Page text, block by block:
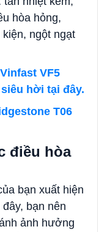
hòa hỏng,
ngột ngạt
VF5
hời tại đây.
T06
điều hòa
bạn xuất hiện
bạn nên
ảnh hưởng